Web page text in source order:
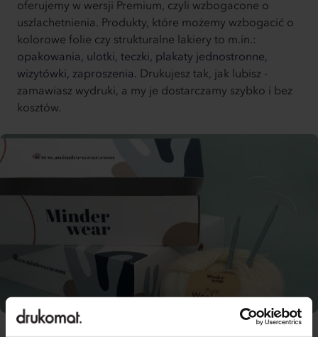
oferujemy w wersji Premium, czyli wzbogacone o
uszlachetnienia. Produkty, które możemy wzbogacić o
kolorowe folie czy strukturalne lakiery to m.in.:
opakowania, ulotki, teczki, plakaty jednostronne,
wizytówki, zaproszenia. Drukujesz tak, jak lubisz -
zamawiasz wydruki, a my je dostarczamy szybko i bez
kosztów.